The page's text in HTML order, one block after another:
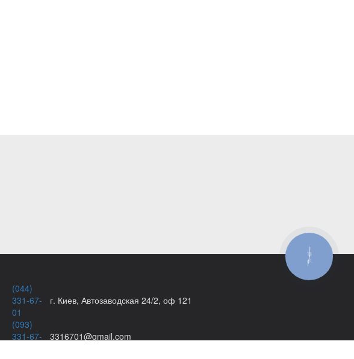
(044)
331-67-
01
г. Киев, Автозаводская 24/2, оф 121
(093)
331-67-
3316701@gmail.com
КНОПКА
ЗВ'ЯЗКУ